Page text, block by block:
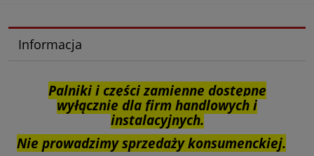
Informacja
Palniki i części zamienne dostępne
wyłącznie dla firm handlowych i
instalacyjnych.
Nie prowadzimy sprzedaży konsumenckiej.